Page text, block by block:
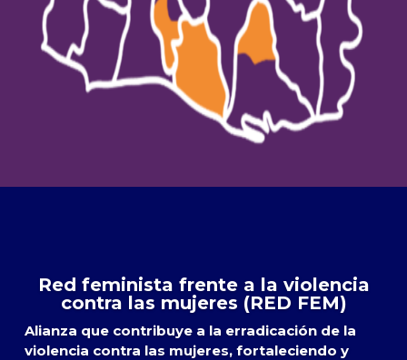
Red feminista frente a la violencia
contra las mujeres (RED FEM)
Alianza que contribuye a la erradicación de la
violencia contra las mujeres, fortaleciendo y